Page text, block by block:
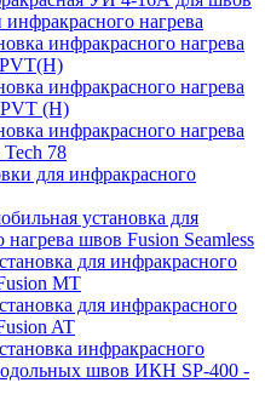
нагрева
инфракрасного нагрева
инфракрасного нагрева
(Н)
инфракрасного нагрева
78
для инфракрасного
установка для
нагрева швов Fusion Seamless
для инфракрасного
MT
для инфракрасного
AT
инфракрасного
швов ИКН SP-400 -